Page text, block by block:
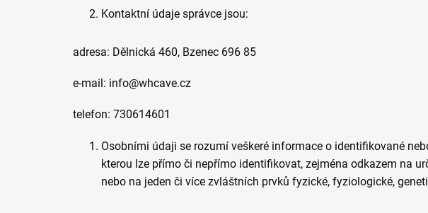
Kontaktní údaje správce jsou:
adresa: Dělnická 460, Bzenec 696 85
e-mail: info@whcave.cz
telefon: 730614601
Osobními údaji se rozumí veškeré informace o identifikované
kterou lze přímo či nepřímo identifikovat, zejména odkazem na
nebo na jeden či více zvláštních prvků fyzické, fyziologické,